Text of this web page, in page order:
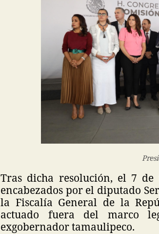
Tras dicha resolución, el 7 de
encabezados por el diputado
la Fiscalía General de la
actuado fuera del marco
exgobernador tamaulipeco.